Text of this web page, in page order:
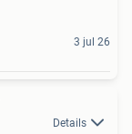
3 jul 26
Details